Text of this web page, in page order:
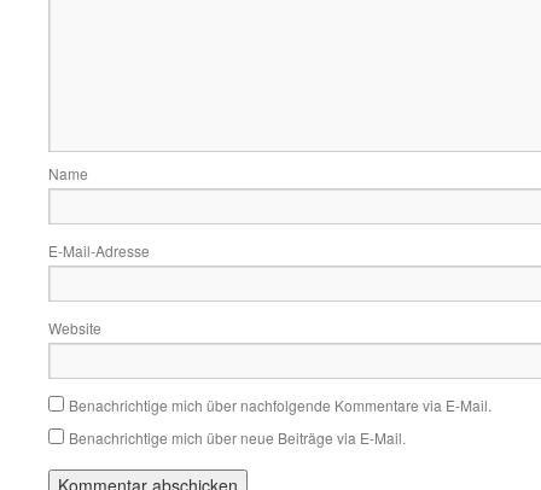
Name
E-Mail-Adresse
Website
Benachrichtige mich über nachfolgende Kommentare via E-Mail.
Benachrichtige mich über neue Beiträge via E-Mail.